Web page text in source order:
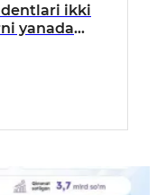
ikki
yanada